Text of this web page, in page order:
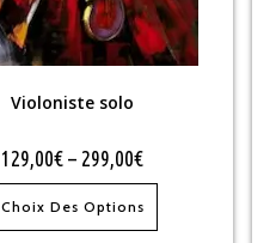
Violoniste solo
129,00€ – 299,00€
Choix Des Options